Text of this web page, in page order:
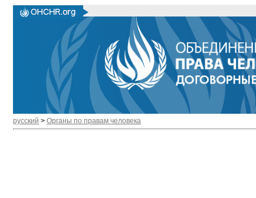
русский > Органы по правам человека